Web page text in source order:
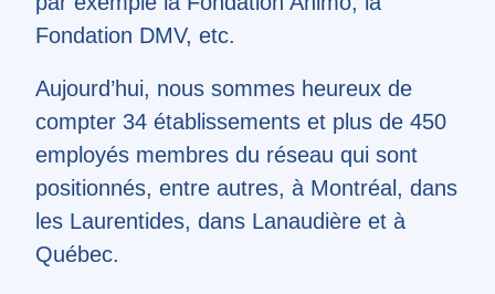
Fondation DMV, etc.
Aujourd’hui, nous sommes heureux de
compter 34 établissements et plus de 450
employés membres du réseau qui sont
positionnés, entre autres, à Montréal, dans
les Laurentides, dans Lanaudière et à
Québec.